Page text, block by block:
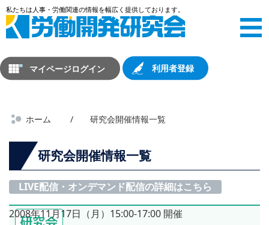
マイページログイン 利用者登録
ホーム 研究会開催情報一覧
研究会開催情報一覧
LIVE配信・オンデマンド配信の詳細はこちら
2008年11月17日（月）15:00-17:00 開催